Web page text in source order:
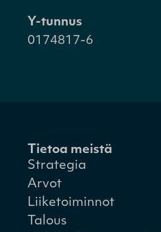
Y-tunnus
0174817-6
Tietoa meistä
Strategia
Arvot
Liiketoiminnot
Talous